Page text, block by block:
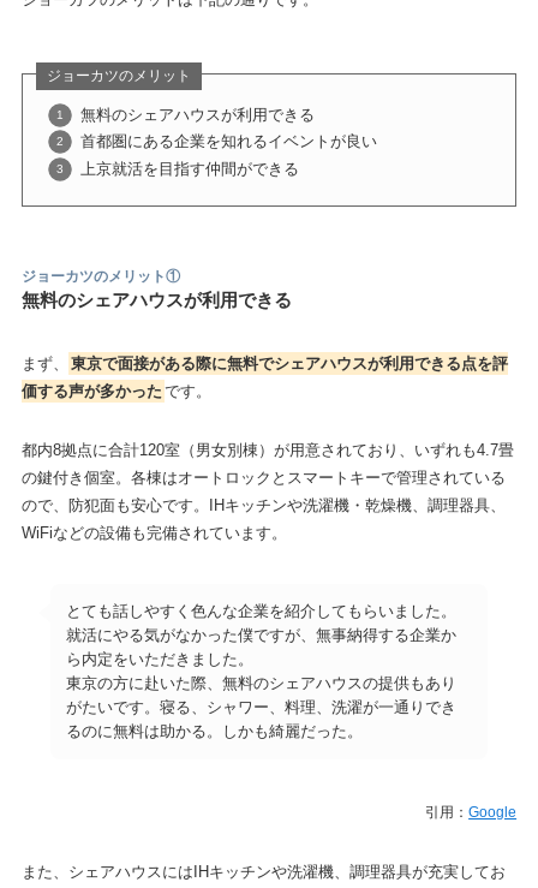
ジョーカツのメリット
無料のシェアハウスが利用できる
首都圏にある企業を知れるイベントが良い
上京就活を目指す仲間ができる
ジョーカツのメリット①
無料のシェアハウスが利用できる
まず、
東京で面接がある際に無料でシェアハウスが利用できる点を評
価する声が多かった です。
都内8拠点に合計120室（男女別棟）が用意されており、いずれも4.7畳
の鍵付き個室。各棟はオートロックとスマートキーで管理されている
ので、防犯面も安心です。IHキッチンや洗濯機・乾燥機、調理器具、
WiFiなどの設備も完備されています。
とても話しやすく色んな企業を紹介してもらいました。
就活にやる気がなかった僕ですが、無事納得する企業か
ら内定をいただきました。
東京の方に赴いた際、無料のシェアハウスの提供もあり
がたいです。寝る、シャワー、料理、洗濯が一通りでき
るのに無料は助かる。しかも綺麗だった。
引用：Google
また、シェアハウスにはIHキッチンや洗濯機、調理器具が充実してお